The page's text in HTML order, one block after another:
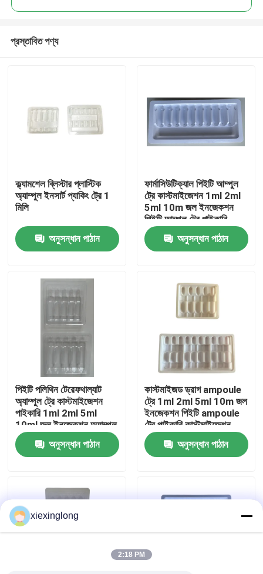
আমাদের সম্বন্ধে
কারখানা পরিদর্শন
গুণমান নিয়ন্ত্রণ
আমাদের সাথে যোগাযোগ
মামলা
প্রস্তাবিত পণ্য
ক্ল্যামশেল ব্লিস্টার প্লাস্টিক
অ্যাম্পুল ইনসার্ট প্যাকিং ট্রে 1
মিলি
অনুসন্ধান পাঠান
ফার্মাসিউটিক্যাল পিইটি আম্পুল
ট্রে কাস্টমাইজেশন 1ml 2ml
5ml 10m জল ইনজেকশন
পিইটি আম্পুল ট্রে পাইকারি
কাস্টমাইজেশন
অনুসন্ধান পাঠান
পিইটি পলিথিন টেরেফথাল্যাট
অ্যাম্পুল ট্রে কাস্টমাইজেশন
পাইকারি 1ml 2ml 5ml
10ml জল ইনজেকশন অ্যাম্পুল
ট্রে কাস্টমাইজেশন
অনুসন্ধান পাঠান
কাস্টমাইজড ড্রাগ ampoule
ট্রে 1ml 2ml 5ml 10m জল
ইনজেকশন পিইটি ampoule
ট্রে পাইকারি কাস্টমাইজেশন
অনুসন্ধান পাঠান
xiexinglong
2:18 PM